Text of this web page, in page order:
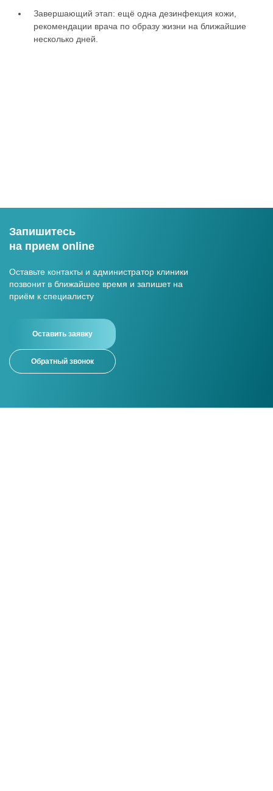
Завершающий этап: ещё одна дезинфекция кожи,
рекомендации врача по образу жизни на ближайшие
несколько дней.
Запишитесь
на прием online
Оставьте контакты и администратор клиники
позвонит в ближайшее время и запишет на
приём к специалисту
Оставить заявку
Обратный звонок